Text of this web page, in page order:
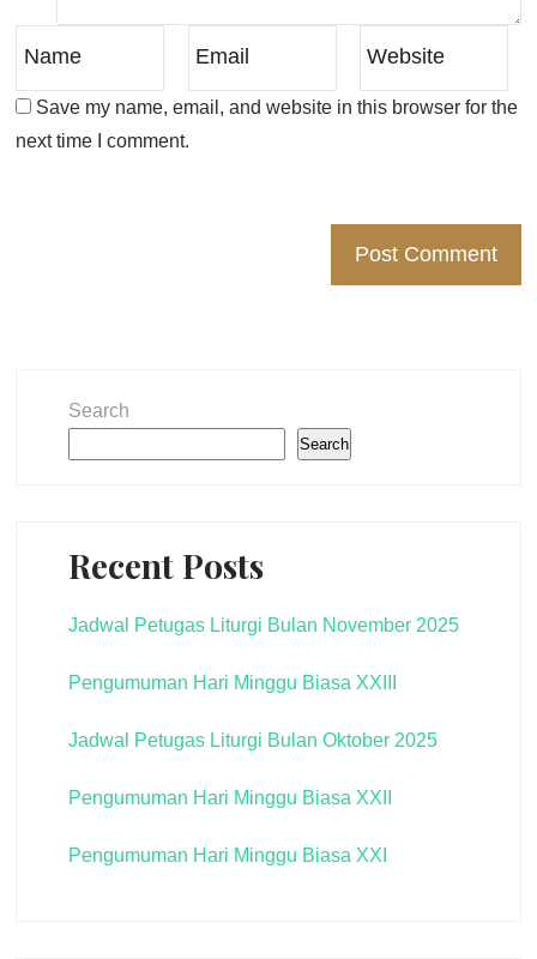
Save my name, email, and website in this browser for the
next time I comment.
Search
Search
Recent Posts
Jadwal Petugas Liturgi Bulan November 2025
Pengumuman Hari Minggu Biasa XXIII
Jadwal Petugas Liturgi Bulan Oktober 2025
Pengumuman Hari Minggu Biasa XXII
Pengumuman Hari Minggu Biasa XXI